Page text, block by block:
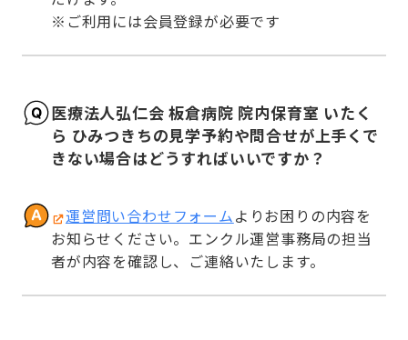
※ご利用には会員登録が必要です
医療法人弘仁会 板倉病院 院内保育室 いたく
ら ひみつきちの見学予約や問合せが上手くで
きない場合はどうすればいいですか？
運営問い合わせフォームよりお困りの内容を
お知らせください。エンクル運営事務局の担当
者が内容を確認し、ご連絡いたします。